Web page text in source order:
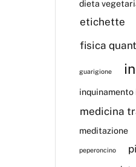
dieta
etichette
fisica
guarigione
inquinamento
medicina
meditazione
peperoncino